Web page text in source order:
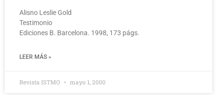
Alisno Leslie Gold
Testimonio
Ediciones B. Barcelona. 1998, 173 págs.
LEER MÁS »
Revista ISTMO mayo 1, 2000